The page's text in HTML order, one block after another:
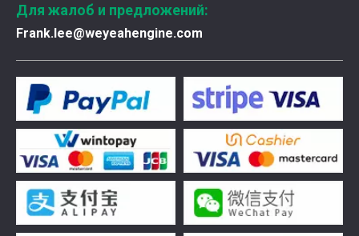
Введена в эксплуатацию установка нового поколения на базе Jenbacher J624
Генераторная установка на природном газе,
Для жалоб и предложений:
Frank.lee@weyeahengine.com